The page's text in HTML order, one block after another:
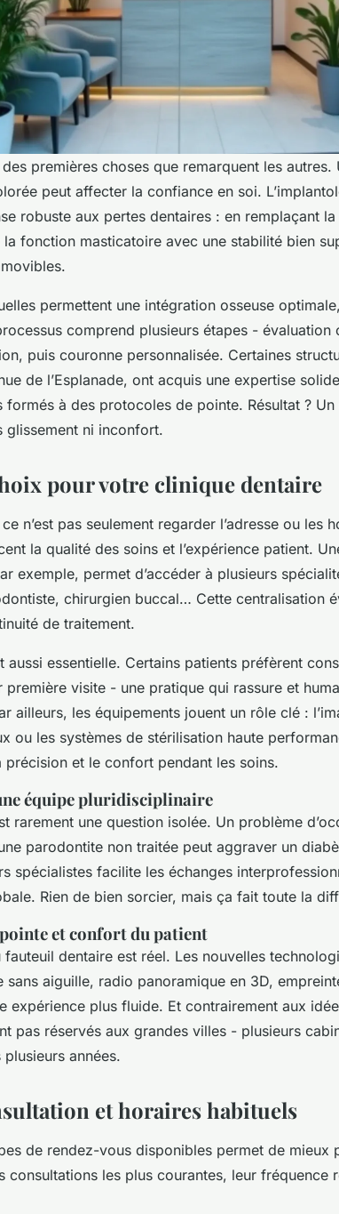
des premières choses que remarquent les
peut affecter la confiance en soi.
robuste aux pertes dentaires : en remplaçant
la fonction masticatoire avec une stabilité bien
permettent une intégration osseuse
comprend plusieurs étapes - évaluation
puis couronne personnalisée. Certaines
de l’Esplanade, ont acquis une expertise
formés à des protocoles de pointe. Résultat ?
glissement ni inconfort.
pour votre clinique dentaire
n’est pas seulement regarder l’adresse ou les
la qualité des soins et l’expérience patient.
exemple, permet d’accéder à plusieurs
chirurgien buccal… Cette centralisation
de traitement.
aussi essentielle. Certains patients préfèrent
première visite - une pratique qui rassure et
ailleurs, les équipements jouent un rôle clé :
ou les systèmes de stérilisation haute
précision et le confort pendant les soins.
équipe pluridisciplinaire
rarement une question isolée. Un problème
parodontite non traitée peut aggraver un
spécialistes facilite les échanges
Rien de bien sorcier, mais ça fait toute la
et confort du patient
fauteuil dentaire est réel. Les nouvelles
sans aiguille, radio panoramique en 3D,
expérience plus fluide. Et contrairement aux
pas réservés aux grandes villes - plusieurs
années.
et horaires habituels
de rendez-vous disponibles permet de mieux
consultations les plus courantes, leur fréquence